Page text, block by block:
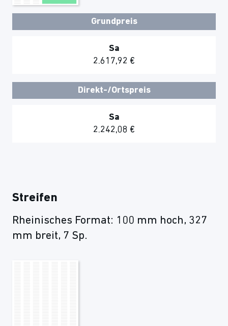
Grundpreis
Sa
2.617,92 €
Direkt-/Ortspreis
Sa
2.242,08 €
Streifen
Rheinisches Format: 100 mm hoch, 327
mm breit, 7 Sp.